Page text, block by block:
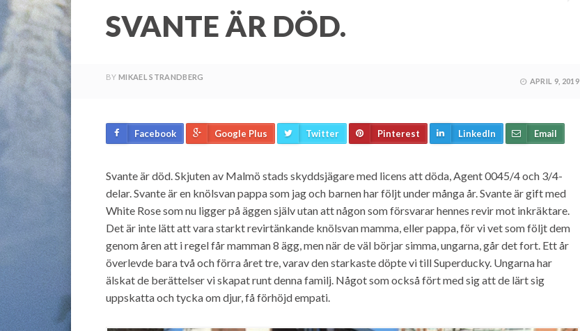
SVANTE ÄR DÖD.
BY MIKAEL STRANDBERG APRIL 9, 2019
Facebook Google Plus Twitter Pinterest LinkedIn Email
Svante är död. Skjuten av Malmö stads skyddsjägare med licens att döda, Agent 0045/4 och 3/4-
delar. Svante är en knölsvan pappa som jag och barnen har följt under många år. Svante är gift med
White Rose som nu ligger på äggen själv utan att någon som försvarar hennes revir mot inkräktare.
Det är inte lätt att vara starkt revirtänkande knölsvan mamma, eller pappa, för vi vet som följt dem
genom åren att i regel får mamman 8 ägg, men när de väl börjar simma, ungarna, går det fort. Ett år
överlevde bara två och förra året tre, varav den starkaste döpte vi till Superducky. Ungarna har
älskat de berättelser vi skapat runt denna familj. Något som också fört med sig att de lärt sig
uppskatta och tycka om djur, få förhöjd empati.